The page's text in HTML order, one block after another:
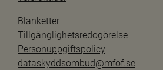
Blanketter
Tillgänglighetsredogörelse
Personuppgiftspolicy
dataskyddsombud@mfof.se